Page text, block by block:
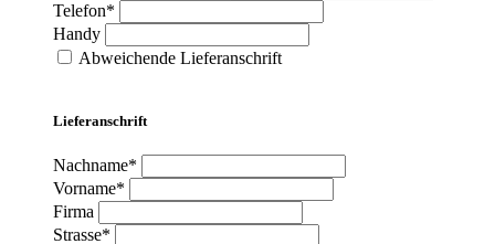
Telefon*
Handy
Abweichende Lieferanschrift
Lieferanschrift
Nachname*
Vorname*
Firma
Strasse*